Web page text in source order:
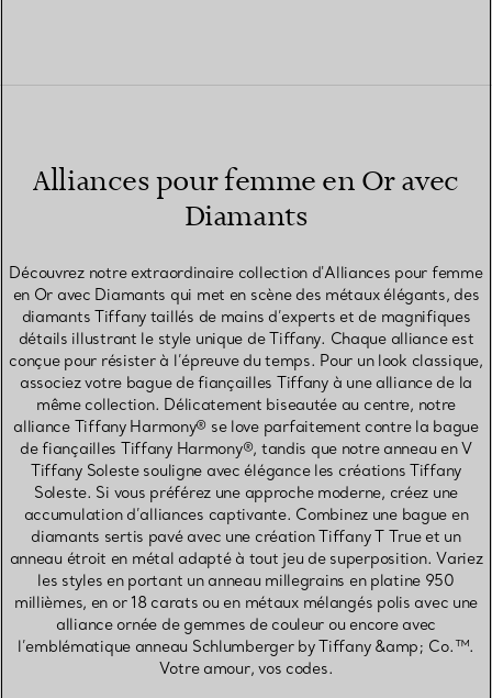
Alliances pour femme en Or avec
Diamants
Découvrez notre extraordinaire collection d'Alliances pour femme
en Or avec Diamants qui met en scène des métaux élégants, des
diamants Tiffany taillés de mains d’experts et de magnifiques
détails illustrant le style unique de Tiffany. Chaque alliance est
conçue pour résister à l’épreuve du temps. Pour un look classique,
associez votre bague de fiançailles Tiffany à une alliance de la
même collection. Délicatement biseautée au centre, notre
alliance Tiffany Harmony® se love parfaitement contre la bague
de fiançailles Tiffany Harmony®, tandis que notre anneau en V
Tiffany Soleste souligne avec élégance les créations Tiffany
Soleste. Si vous préférez une approche moderne, créez une
accumulation d’alliances captivante. Combinez une bague en
diamants sertis pavé avec une création Tiffany T True et un
anneau étroit en métal adapté à tout jeu de superposition. Variez
les styles en portant un anneau millegrains en platine 950
millièmes, en or 18 carats ou en métaux mélangés polis avec une
alliance ornée de gemmes de couleur ou encore avec
l’emblématique anneau Schlumberger by Tiffany &amp; Co.™.
Votre amour, vos codes.